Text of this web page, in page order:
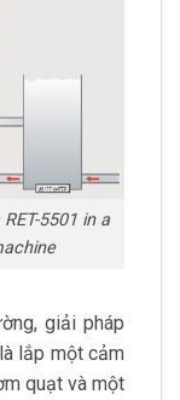
5501 in a
giải pháp
lắp một cảm
quạt và một